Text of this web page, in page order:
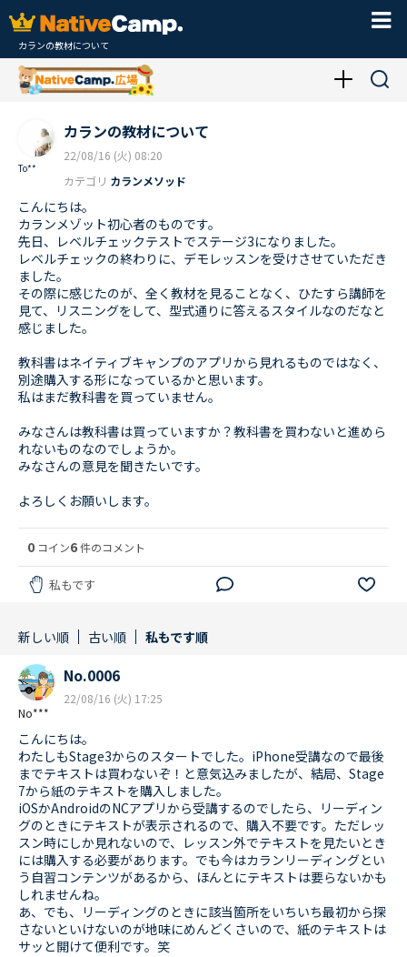
カランの教材について
To**
カランの教材について
22/08/16 (火) 08:20
カテゴリ カランメソッド
こんにちは。
カランメゾット初心者のものです。
先日、レベルチェックテストでステージ3になりました。
レベルチェックの終わりに、デモレッスンを受けさせていただき
ました。
その際に感じたのが、全く教材を見ることなく、ひたすら講師を
見て、リスニングをして、型式通りに答えるスタイルなのだなと
感じました。
教科書はネイティブキャンプのアプリから見れるものではなく、
別途購入する形になっているかと思います。
私はまだ教科書を買っていません。
みなさんは教科書は買っていますか？教科書を買わないと進めら
れないものなのでしょうか。
みなさんの意見を聞きたいです。
よろしくお願いします。
0 コイン6件のコメント
私もです
新しい順 古い順 私もです順
No***
No.0006
22/08/16 (火) 17:25
こんにちは。
わたしもStage3からのスタートでした。iPhone受講なので最後
までテキストは買わないぞ！と意気込みましたが、結局、Stage
7から紙のテキストを購入しました。
iOSかAndroidのNCアプリから受講するのでしたら、リーディン
グのときにテキストが表示されるので、購入不要です。ただレッ
スン時にしか見れないので、レッスン外でテキストを見たいとき
には購入する必要があります。でも今はカランリーディングとい
う自習コンテンツがあるから、ほんとにテキストは要らないかも
しれませんね。
あ、でも、リーディングのときに該当箇所をいちいち最初から探
さないといけないのが地味にめんどくさいので、紙のテキストは
サッと開けて便利です。笑